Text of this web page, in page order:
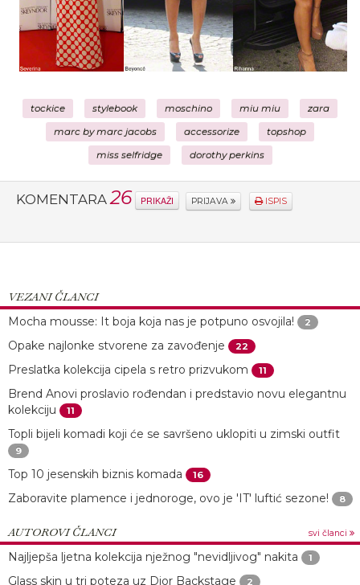
tockice stylebook moschino miu miu zara
marc by marc jacobs accessorize topshop
miss selfridge dorothy perkins
KOMENTARA 26 PRIKAŽI PRIJAVA ISPIS
VEZANI ČLANCI
Mocha mousse: It boja koja nas je potpuno osvojila!
2
Opake najlonke stvorene za zavođenje 22
Preslatka kolekcija cipela s retro prizvukom 11
Brend Anovi proslavio rođendan i predstavio novu elegantnu
kolekciju
11
Topli bijeli komadi koji će se savršeno uklopiti u zimski outfit
9
Top 10 jesenskih biznis komada 16
Zaboravite plamence i jednoroge, ovo je 'IT' luftić sezone! 8
AUTOROVI ČLANCI svi članci
Najljepša ljetna kolekcija nježnog "nevidljivog" nakita 1
Glass skin u tri poteza uz Dior Backstage 2